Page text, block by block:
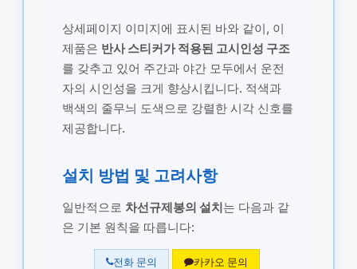
상세페이지 이미지에 표시된 바와 같이, 이
제품은 반사 스티커가 적용된 고시인성 구조
를 갖추고 있어 주간과 야간 모두에서 운전
자의 시인성을 크게 향상시킵니다. 적색과
백색의 줄무늬 도색으로 강렬한 시각 신호를
제공합니다.
설치 방법 및 고려사항
일반적으로 차선규제봉의 설치는 다음과 같
은 기본 원칙을 따릅니다:
전화 문의 카카오 문의